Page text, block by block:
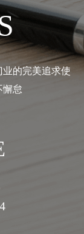
的完美追求使
懈怠